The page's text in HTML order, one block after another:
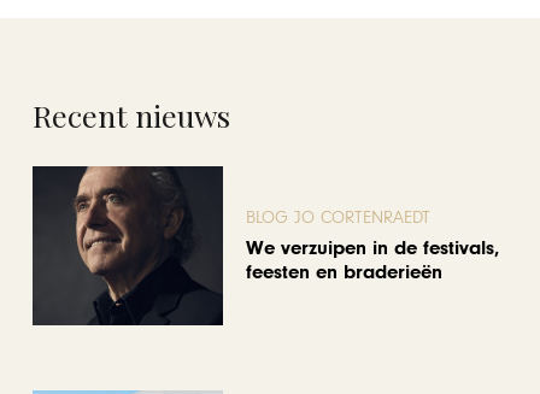
Recent nieuws
BLOG JO CORTENRAEDT
We verzuipen in de festivals,
feesten en braderieën